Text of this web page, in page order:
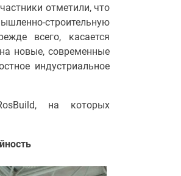
отметили, что
строительную
всего, касается
новые, современные
индустриальное
на которых